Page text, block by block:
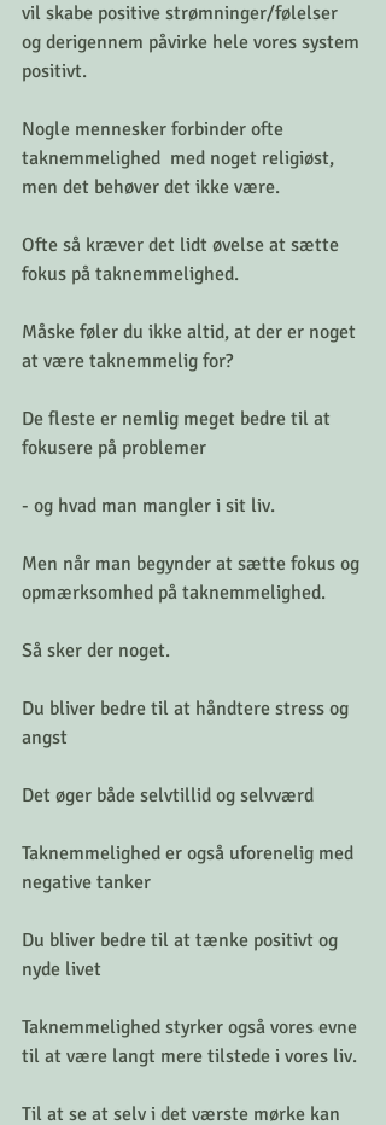
vil skabe positive strømninger/følelser
og derigennem påvirke hele vores system
positivt.
Nogle mennesker forbinder ofte
taknemmelighed  med noget religiøst,
men det behøver det ikke være.
Ofte så kræver det lidt øvelse at sætte
fokus på taknemmelighed.
Måske føler du ikke altid, at der er noget
at være taknemmelig for?
De fleste er nemlig meget bedre til at
fokusere på problemer
- og hvad man mangler i sit liv.
Men når man begynder at sætte fokus og
opmærksomhed på taknemmelighed.
Så sker der noget.
Du bliver bedre til at håndtere stress og
angst
Det øger både selvtillid og selvværd
Taknemmelighed er også uforenelig med
negative tanker
Du bliver bedre til at tænke positivt og
nyde livet
Taknemmelighed styrker også vores evne
til at være langt mere tilstede i vores liv.
Til at se at selv i det værste mørke kan